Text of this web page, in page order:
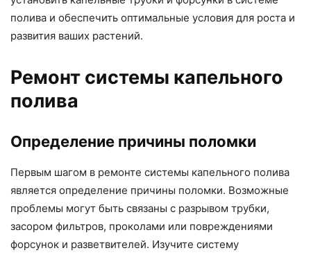
полива и обеспечить оптимальные условия для роста и
развития ваших растений.
Ремонт системы капельного
полива
Определение причины поломки
Первым шагом в ремонте системы капельного полива
является определение причины поломки. Возможные
проблемы могут быть связаны с разрывом трубки,
засором фильтров, проколами или повреждениями
форсунок и разветвителей. Изучите систему